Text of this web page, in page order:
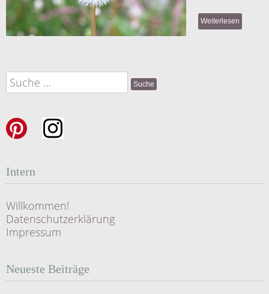
Weiterlesen
Suche
nach:
Intern
Willkommen!
Datenschutzerklärung
Impressum
Neueste Beiträge